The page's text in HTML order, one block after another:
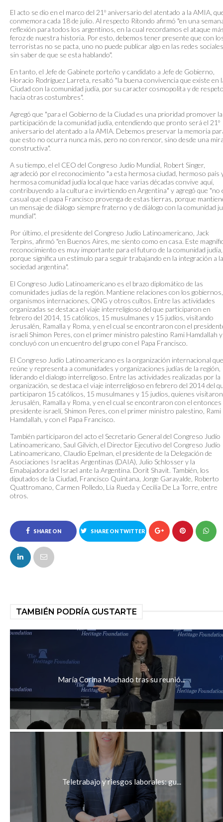
El acto se dio en el marco del 21º aniversario del atentado a la AMIA,
conmemora cada 18 de julio. Al respecto Ritondo afirmó "en una
reflexión para todos los argentinos, en la cual recordamos el ataque
feroz de nuestra historia. Por esto, debemos tener presente que con
terroristas no se pacta, uno no puede publicar algo en las redes sociales
sin saber de que se esta hablando".
En tanto, el Jefe de Gabinete porteño y candidato a Jefe de Gobierno,
Horacio Rodríguez Larreta, resaltó "la buena convivencia que existe en
Ciudad con la comunidad judía, por su caracter cosmopolita y de
hacia otras costumbres".
Agregó que "para el Gobierno de la Ciudad es una prioridad promover la
participación de la comunidad judía, entendiendo que pronto será el 21º
aniversario del atentado a la AMIA. Debemos preservar la memoria
que esto no ocurra nunca más, pero no con rencor, sino desde una
constructiva".
A su tiempo, el el CEO del Congreso Judío Mundial, Robert Singer,
agradeció por el reconocimiento "a esta hermosa ciudad, hermoso país
hermosa comunidad judía local que hace varias décadas convive aquí,
contribuyendo a la cultura e invirtiendo en Argentina" y agregó que "no
casual que el papa Francisco provenga de estas tierras, porque
un mensaje de diálogo siempre fraterno y de diálogo con la comunidad
mundial".
Por último, el presidente del Congreso Judío Latinoamericano, Jack
Terpins, afirmó "en Buenos Aires, me siento como en casa. Este
reconocimiento es muy importante para el futuro de la comunidad judía,
porque significa un estímulo para seguir trabajando en la integración a la
sociedad argentina".
El Congreso Judío Latinoamericano es el brazo diplomático de las
comunidades judías de la región. Mantiene relaciones con los gobiernos,
organismos internaciones, ONG y otros cultos. Entre las actividades
organizadas se destaca el viaje interreligioso del que participaron en
febrero del 2014, 15 católicos, 15 musulmanes y 15 judíos, visitando
Jerusalén, Ramalla y Roma, y en el cual se encontraron con el
israelí Shimon Peres, con el primer ministro palestino Rami Hamdallah y
concluyó con un encuentro del grupo con el Papa Francisco.
El Congreso Judío Latinoamericano es la organización internacional que
reúne y representa a comunidades y organizaciones judías de la región,
liderando el dialogo interreligoso. Entre las actividades realizadas por la
organización, se destaca el viaje interreligioso en febrero del 2014 del
participaron 15 católicos, 15 musulmanes y 15 judíos, quienes visitaron
Jerusalén, Ramalla y Roma, y en el cual se encontraron con el entonces
presidente israelí, Shimon Peres, con el primer ministro palestino, Rami
Hamdallah, y con el Papa Francisco.
También participaron del acto el Secretario General del Congreso Judío
Latinoamericano, Saul Gilvich, el Director Ejecutivo del Congreso Judío
Latinoamericano, Claudio Epelman, el presidente de la Delegación de
Asociaciones Israelitas Argentinas (DAIA), Julio Schlosser y la
Emabajadora del Israel ante la Argentina. Dorit Shavit. También, los
diputados de la Ciudad, Francisco Quintana, Jorge Garayalde, Roberto
Quattromano, Carmen Polledo, Lía Rueda y Cecilia De La Torre, entre
otros.
SHARE ON
FACEBOOK
SHARE ON TWITTER
TAMBIÉN PODRÍA GUSTARTE
María Corina Machado tras su reunió...
Teletrabajo y riesgos laborales: gu...